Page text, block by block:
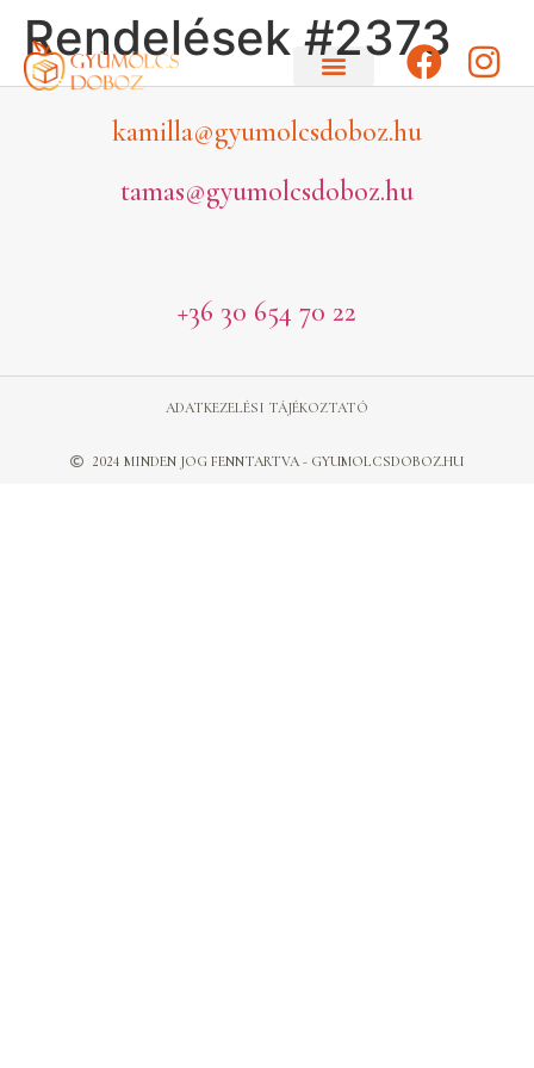
Rendelések #2373
kamilla@gyumolcsdoboz.hu
tamas@gyumolcsdoboz.hu
+36 30 654 70 22
2024 MINDEN JOG FENNTARTVA - GYUMOLCSDOBOZ.HU
ADATKEZELÉSI TÁJÉKOZTATÓ